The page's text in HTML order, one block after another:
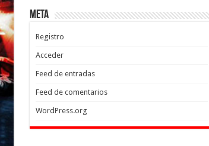
Meta
Registro
Acceder
Feed de entradas
Feed de comentarios
WordPress.org